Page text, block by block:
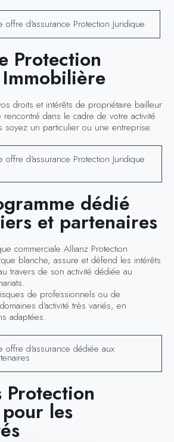
offre d'assurance Protection Juridique
Protection
droits et intérêts de propriétaire bailleur
rencontré dans le cadre de votre activité
soyez un particulier ou une entreprise.
offre d'assurance Protection Juridique
dédié
et partenaires
commerciale Allianz Protection
blanche, assure et défend les intérêts
travers de son activité dédiée au
de professionnels ou de
d’activité très variés, en
adaptées.
offre d'assurance dédiée aux
Protection
les